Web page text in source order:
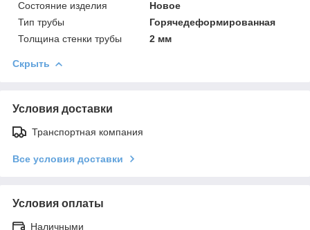
Состояние изделия
Новое
Тип трубы
Горячедеформированная
Толщина стенки трубы
2 мм
Скрыть
Условия доставки
Транспортная компания
Все условия доставки
Условия оплаты
Наличными